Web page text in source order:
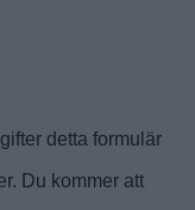
detta formulär
Du kommer att